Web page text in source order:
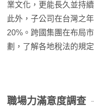
業文化，更能長久並持
此外，子公司在台灣之
20%。跨國集團在布局
劃，了解各地稅法的規定
職場力滿意度調查